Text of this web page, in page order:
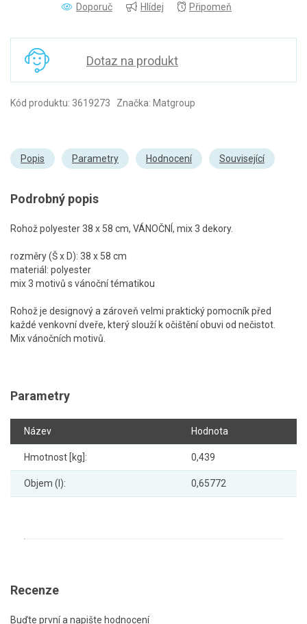
Doporuč
Hlídej Připomeň
Dotaz na produkt
Kód produktu: 3619273 Značka: Matgroup
Popis Parametry Hodnocení Související
Podrobný popis
Rohož polyester 38 x 58 cm, VÁNOČNÍ, mix 3 dekory.
rozměry (Š x D): 38 x 58 cm
materiál: polyester
mix 3 motivů s vánoční tématikou
Rohož je designový a zároveň velmi praktický pomocník před
každé venkovní dveře, který slouží k očištění obuvi od nečistot.
Mix vánočních motivů.
Parametry
Název Hodnota
Hmotnost [kg]: 0,439
Objem (l): 0,65772
Recenze
Buďte první a napište hodnocení